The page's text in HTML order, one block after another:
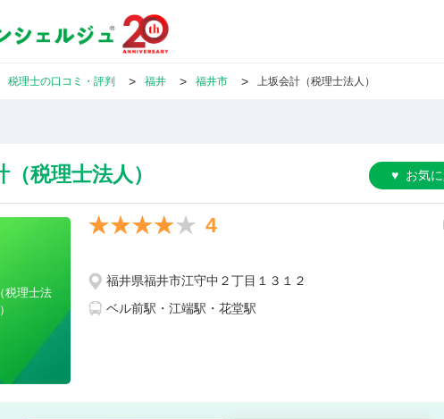
税理士の口コミ・評判 福井 福井市 上坂会計（税理士法人）
税理士法人） お気
税理士法
4
福井県福井市江守中２丁目１３１２
ベル前駅・江端駅・花堂駅